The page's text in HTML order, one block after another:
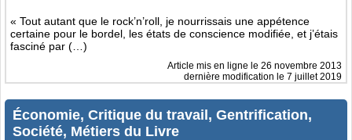
« Tout autant que le rock’n’roll, je nourrissais une appétence
certaine pour le bordel, les états de conscience modifiée, et j’étais
fasciné par (…)
Article mis en ligne le 26 novembre 2013
dernière modification le 7 juillet 2019
Économie, Critique du travail, Gentrification,
Société, Métiers du Livre